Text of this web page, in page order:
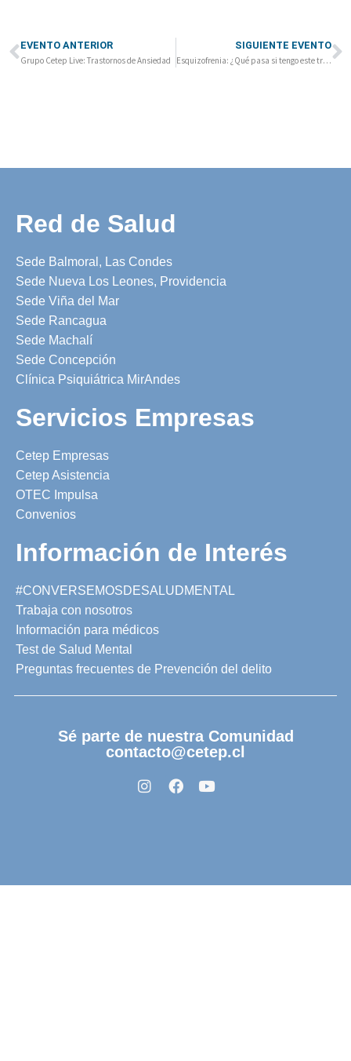
EVENTO ANTERIOR
Grupo Cetep Live: Trastornos de Ansiedad
SIGUIENTE EVENTO
Esquizofrenia: ¿Qué pasa si tengo este trastorno?
Red de Salud
Sede Balmoral, Las Condes
Sede Nueva Los Leones, Providencia
Sede Viña del Mar
Sede Rancagua
Sede Machalí
Sede Concepción
Clínica Psiquiátrica MirAndes
Servicios Empresas
Cetep Empresas
Cetep Asistencia
OTEC Impulsa
Convenios
Información de Interés
#CONVERSEMOSDESALUDMENTAL
Trabaja con nosotros
Información para médicos
Test de Salud Mental
Preguntas frecuentes de Prevención del delito
Sé parte de nuestra Comunidad
contacto@cetep.cl